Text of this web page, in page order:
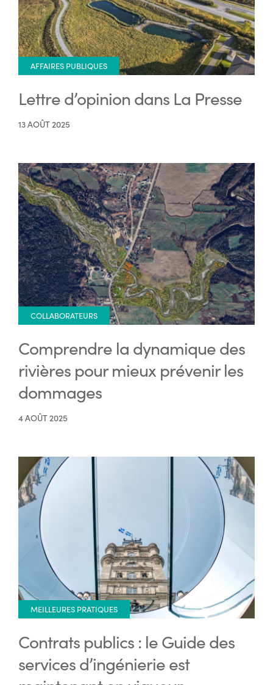
AFFAIRES PUBLIQUES
Lettre d’opinion dans La Presse
13 AOÛT 2025
COLLABORATEURS
Comprendre la dynamique des
rivières pour mieux prévenir les
dommages
4 AOÛT 2025
MEILLEURES PRATIQUES
Contrats publics : le Guide des
services d’ingénierie est